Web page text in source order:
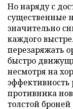
Но наряду с
существенные
значительно
каждого
перезаряжать
быстро
несмотря на
противника
толстой